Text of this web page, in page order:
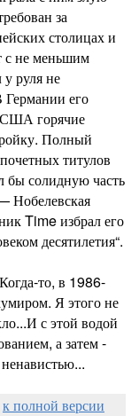
за
столицах и
с не меньшим
у руля не
его
США горячие
Полный
титулов
бы солидную часть
Нобелевская
Time избрал его
десятилетия“.
то, в 1986-
Я этого не
с этой водой
а затем -
к полной версии